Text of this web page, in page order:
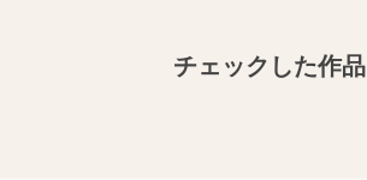
チェックした作品